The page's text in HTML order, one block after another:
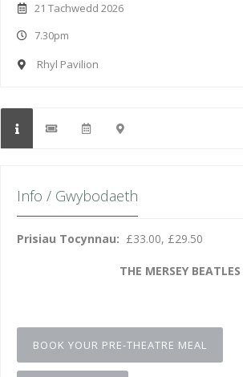
21 Tachwedd 2026
7.30pm
Rhyl Pavilion
Info / Gwybodaeth
Prisiau Tocynnau: £33.00, £29.50
THE MERSEY BEATLES
BOOK YOUR PRE-THEATRE MEAL